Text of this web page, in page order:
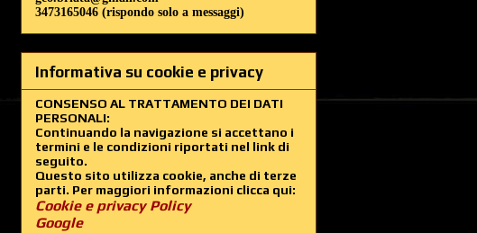
3473165046 (rispondo solo a messaggi)
Informativa su cookie e privacy
CONSENSO AL TRATTAMENTO DEI DATI
PERSONALI:
Continuando la navigazione si accettano i
termini e le condizioni riportati nel link di
seguito.
Questo sito utilizza cookie, anche di terze
parti. Per maggiori informazioni clicca qui:
Cookie e privacy Policy
Google